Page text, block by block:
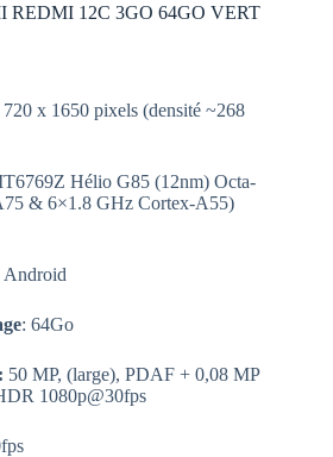
12C 3GO 64GO VERT
x 1650 pixels (densité ~268
Hélio G85 (12nm) Octa-
& 6×1.8 GHz Cortex-A55)
Android
: 64Go
50 MP, (large), PDAF + 0,08 MP
1080p@30fps